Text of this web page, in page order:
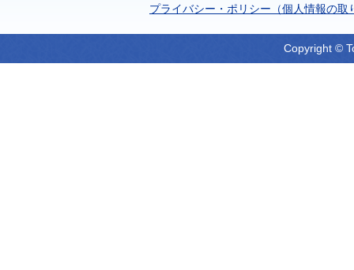
プライバシー・ポリシー（個人情報の取
Copyright ©